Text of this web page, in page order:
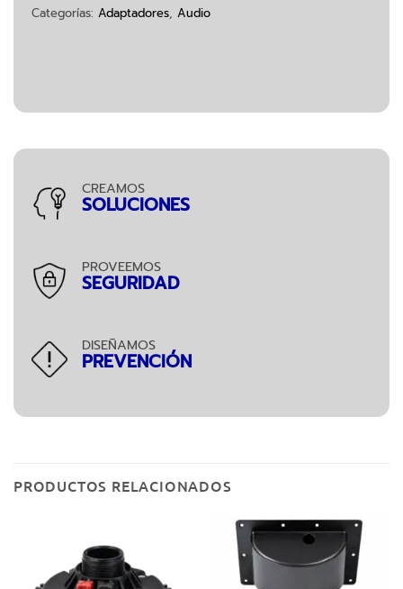
Categorías: Adaptadores, Audio
CREAMOS
SOLUCIONES
PROVEEMOS
SEGURIDAD
DISEÑAMOS
PREVENCIÓN
PRODUCTOS RELACIONADOS